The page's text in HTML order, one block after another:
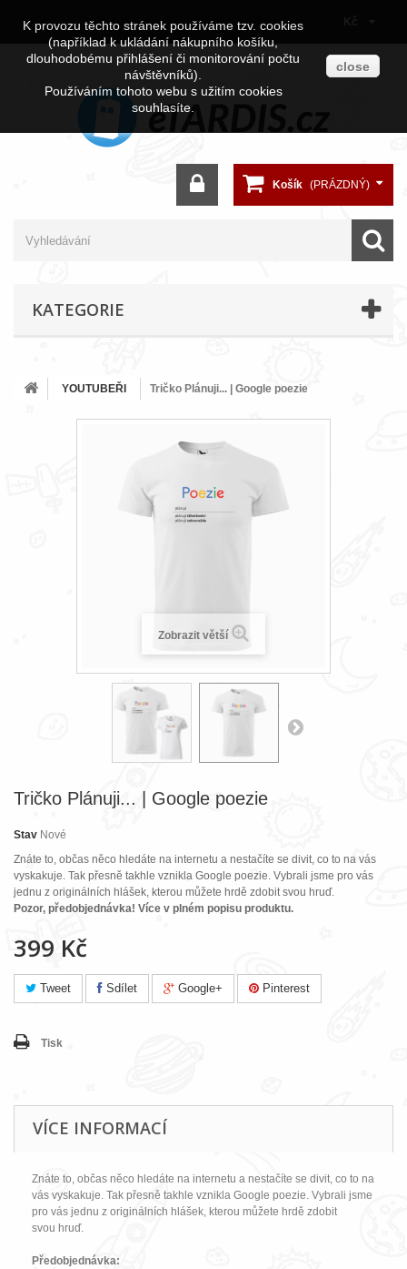
Košík (PRÁZDNÝ)
KATEGORIE
YOUTUBEŘI Tričko Plánuji... | Google poezie
Zobrazit větší
Tričko Plánuji... | Google poezie
Stav Nové
Znáte to, občas něco hledáte na internetu a nestačíte se divit, co to na vás
vyskakuje. Tak přesně takhle vznikla Google poezie. Vybrali jsme pro vás
jednu z originálních hlášek, kterou můžete hrdě zdobit svou hruď.
Pozor, předobjednávka! Více v plném popisu produktu.
399 Kč
Tweet Sdílet Google+ Pinterest
Tisk
VÍCE INFORMACÍ
Znáte to, občas něco hledáte na internetu a nestačíte se divit, co to na
vás vyskakuje. Tak přesně takhle vznikla Google poezie. Vybrali jsme
pro vás jednu z originálních hlášek, kterou můžete hrdě zdobit
svou hruď.
Předobjednávka:
K provozu těchto stránek používáme tzv. cookies
(například k ukládání nákupního košíku,
dlouhodobému přihlášení či monitorování počtu
návštěvníků).
Používáním tohoto webu s užitím cookies
souhlasíte.
close